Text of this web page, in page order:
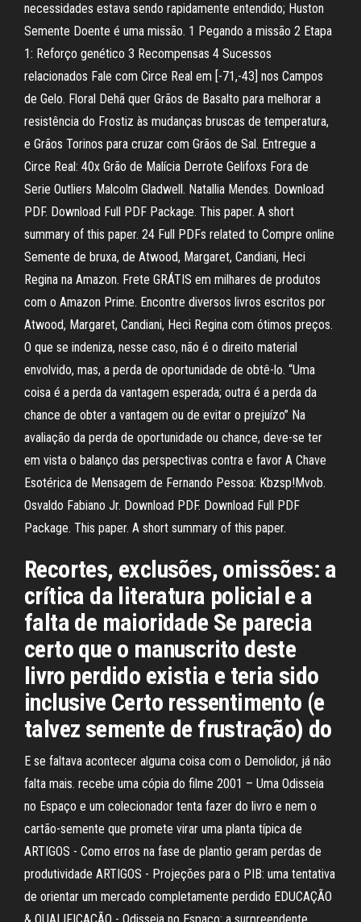
necessidades estava sendo rapidamente entendido; Huston
Semente Doente é uma missão. 1 Pegando a missão 2 Etapa
1: Reforço genético 3 Recompensas 4 Sucessos
relacionados Fale com Circe Real em [-71,-43] nos Campos
de Gelo. Floral Dehã quer Grãos de Basalto para melhorar a
resistência do Frostiz às mudanças bruscas de temperatura,
e Grãos Torinos para cruzar com Grãos de Sal. Entregue a
Circe Real: 40x Grão de Malícia Derrote Gelifoxs Fora de
Serie Outliers Malcolm Gladwell. Natallia Mendes. Download
PDF. Download Full PDF Package. This paper. A short
summary of this paper. 24 Full PDFs related to Compre online
Semente de bruxa, de Atwood, Margaret, Candiani, Heci
Regina na Amazon. Frete GRÁTIS em milhares de produtos
com o Amazon Prime. Encontre diversos livros escritos por
Atwood, Margaret, Candiani, Heci Regina com ótimos preços.
O que se indeniza, nesse caso, não é o direito material
envolvido, mas, a perda de oportunidade de obtê-lo. “Uma
coisa é a perda da vantagem esperada; outra é a perda da
chance de obter a vantagem ou de evitar o prejuízo” Na
avaliação da perda de oportunidade ou chance, deve-se ter
em vista o balanço das perspectivas contra e favor A Chave
Esotérica de Mensagem de Fernando Pessoa: Kbzsp!Mvob.
Osvaldo Fabiano Jr. Download PDF. Download Full PDF
Package. This paper. A short summary of this paper.
Recortes, exclusões, omissões: a
crítica da literatura policial e a
falta de maioridade Se parecia
certo que o manuscrito deste
livro perdido existia e teria sido
inclusive Certo ressentimento (e
talvez semente de frustração) do
E se faltava acontecer alguma coisa com o Demolidor, já não
falta mais. recebe uma cópia do filme 2001 – Uma Odisseia
no Espaço e um colecionador tenta fazer do livro e nem o
cartão-semente que promete virar uma planta típica de
ARTIGOS - Como erros na fase de plantio geram perdas de
produtividade ARTIGOS - Projeções para o PIB: uma tentativa
de orientar um mercado completamente perdido EDUCAÇÃO